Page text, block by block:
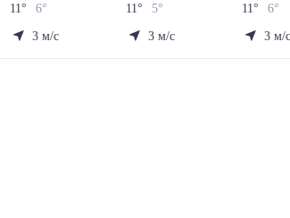
11° 6°
3 м/с
11° 5°
3 м/с
11° 6°
3 м/